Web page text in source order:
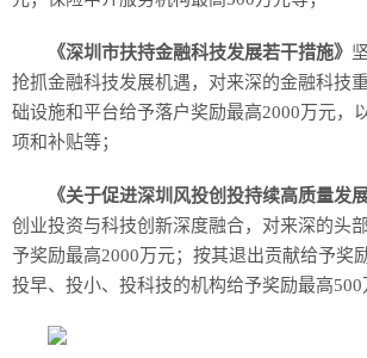
《深圳市扶持金融科技发展若干措施》
抢抓金融科技发展机遇，对来深的金融科技
础设施和平台给予落户奖励最高2000万元，
项和补贴等；
《关于促进深圳风投创投持续高质量发
创业投资与科技创新深度融合，对来深的头
予奖励最高2000万元；按其退出贡献给予奖
投早、投小、投科技的机构给予奖励最高500